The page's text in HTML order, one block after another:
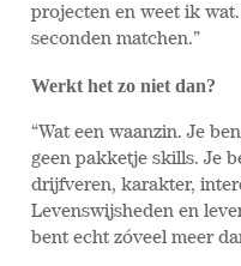
projecten en weet ik
seconden matchen.”
Werkt het zo niet dan?
“Wat een waanzin. Je
geen pakketje skills. Je
drijfveren, karakter,
Levenswijsheden en
bent echt zóveel meer